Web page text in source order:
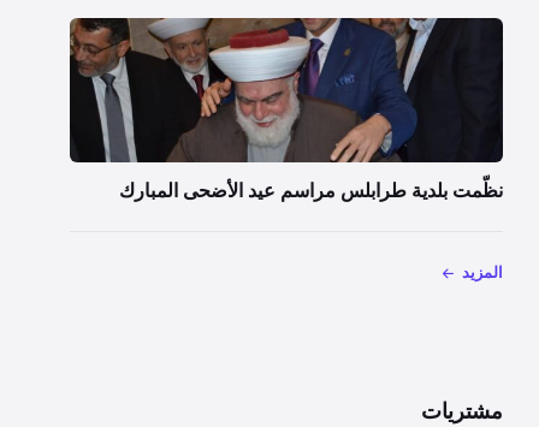
نظّمت بلدية طرابلس مراسم عيد الأضحى المبارك
المزيد
مشتريات